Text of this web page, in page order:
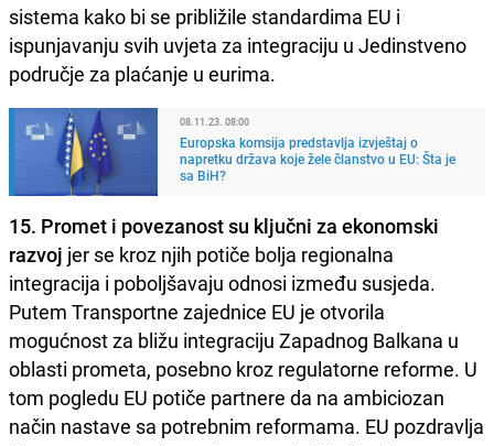
sistema kako bi se približile standardima EU i
ispunjavanju svih uvjeta za integraciju u Jedinstveno
područje za plaćanje u eurima.
08.11.23. 08:00
Europska komsija predstavlja izvještaj o
napretku država koje žele članstvo u EU: Šta je
sa BiH?
15. Promet i povezanost su ključni za ekonomski
razvoj jer se kroz njih potiče bolja regionalna
integracija i poboljšavaju odnosi između susjeda.
Putem Transportne zajednice EU je otvorila
mogućnost za bližu integraciju Zapadnog Balkana u
oblasti prometa, posebno kroz regulatorne reforme. U
tom pogledu EU potiče partnere da na ambiciozan
način nastave sa potrebnim reformama. EU pozdravlja